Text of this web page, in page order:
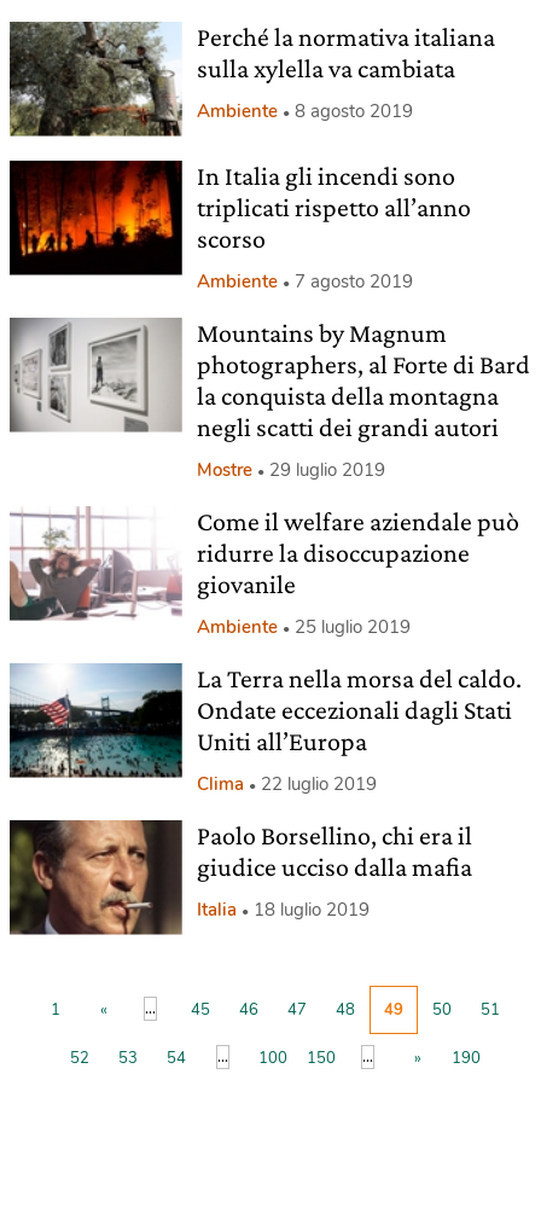
Perché la normativa italiana
sulla xylella va cambiata
Ambiente 8 agosto 2019
In Italia gli incendi sono
triplicati rispetto all’anno
scorso
Ambiente 7 agosto 2019
Mountains by Magnum
photographers, al Forte di Bard
la conquista della montagna
negli scatti dei grandi autori
Mostre 29 luglio 2019
Come il welfare aziendale può
ridurre la disoccupazione
giovanile
Ambiente 25 luglio 2019
La Terra nella morsa del caldo.
Ondate eccezionali dagli Stati
Uniti all’Europa
Clima 22 luglio 2019
Paolo Borsellino, chi era il
giudice ucciso dalla mafia
Italia 18 luglio 2019
1 « ... 45 46 47 48 49 50 51
52 53 54 ... 100 150 ... » 190